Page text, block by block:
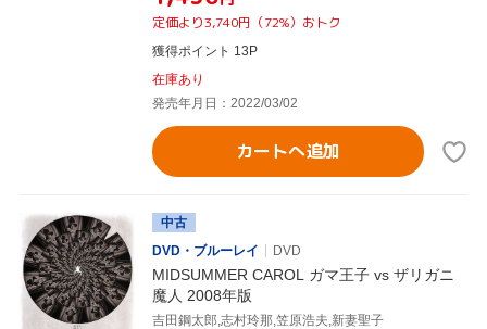
定価より3,740円（72%）おトク
獲得ポイント 13P
在庫あり
発売年月日：2022/03/02
カートへ追加
中古
DVD・ブルーレイ
DVD
MIDSUMMER CAROL ガマ王子 vs ザリガニ
魔人 2008年版
吉田鋼太郎,志村玲那,笠原浩夫,新妻聖子